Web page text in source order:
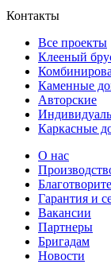
Контакты
Все проекты
Клееный
Каменные
Авторские
Каркасные
О нас
Гарантия и
Вакансии
Партнеры
Бригадам
Новости